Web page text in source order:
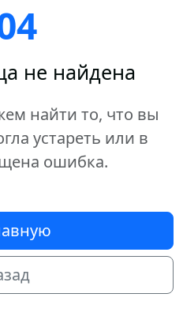
не найдена
найти то, что вы
устареть или в
ошибка.